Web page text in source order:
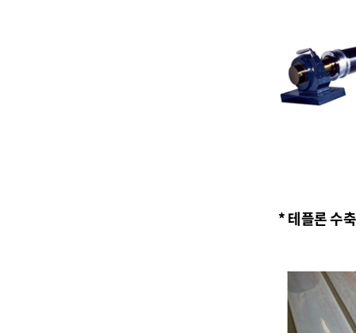
* 테플론 수